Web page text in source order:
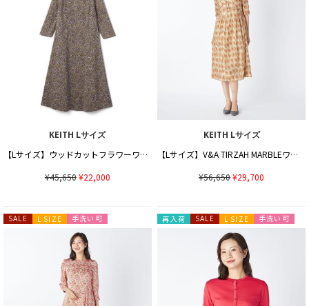
KEITH Lサイズ
【Lサイズ】ウッドカットフラワーワンピース
¥45,650¥22,000
KEITH Lサイズ
【Lサイズ】V&A TIRZAH MARBLEワンピース
¥56,650¥29,700
SALE L SIZE 手洗い可 再入荷 SALE L SIZE 手洗い可